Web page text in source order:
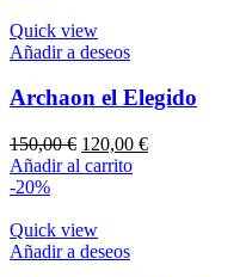
Quick view
Añadir a deseos
Archaon el Elegido
150,00€ El
precio
150,00 €.
120,00 €El
Añadir al carrito
-20%
Quick view
Añadir a deseos